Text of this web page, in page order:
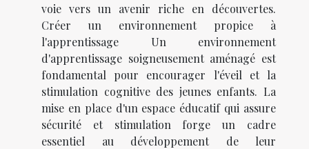
voie vers un avenir riche en découvertes.
Créer un environnement propice à
l'apprentissage Un environnement
d'apprentissage soigneusement aménagé est
fondamental pour encourager l'éveil et la
stimulation cognitive des jeunes enfants. La
mise en place d'un espace éducatif qui assure
sécurité et stimulation forge un cadre
essentiel au développement de leur